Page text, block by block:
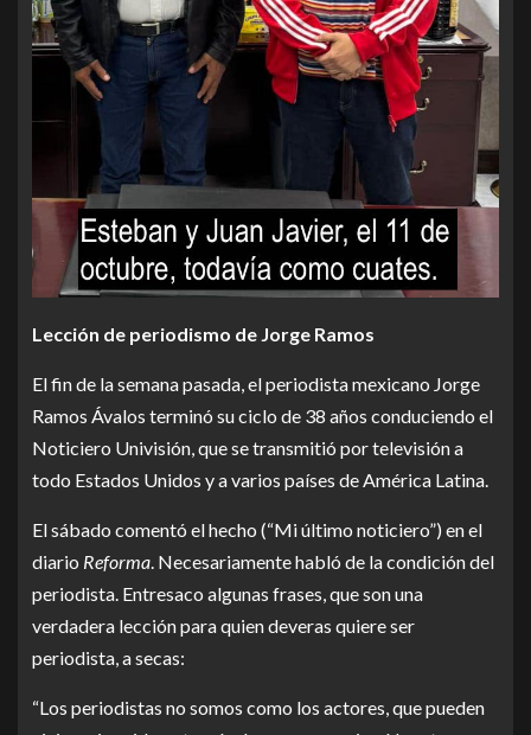
Lección de periodismo de Jorge Ramos
El fin de la semana pasada, el periodista mexicano Jorge
Ramos Ávalos terminó su ciclo de 38 años conduciendo el
Noticiero Univisión, que se transmitió por televisión a
todo Estados Unidos y a varios países de América Latina.
El sábado comentó el hecho (“Mi último noticiero”) en el
diario Reforma . Necesariamente habló de la condición del
periodista. Entresaco algunas frases, que son una
verdadera lección para quien deveras quiere ser
periodista, a secas:
“Los periodistas no somos como los actores, que pueden